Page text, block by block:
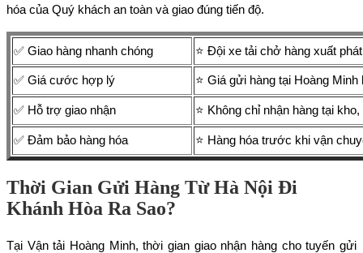
hóa của Quý khách an toàn và giao đúng tiến độ.
✅ Giao hàng nhanh chóng ⭐ Đội xe tải chở hàng xuất
✅ Giá cước hợp lý ⭐ Giá gửi hàng tại Hoàng
✅ Hỗ trợ giao nhận ⭐ Không chỉ nhận hàng tại
✅ Đảm bảo hàng hóa ⭐ Hàng hóa trước khi vận
Thời Gian Gửi Hàng Từ Hà Nội Đi
Khánh Hòa Ra Sao?
Tại Vận tải Hoàng Minh, thời gian giao nhận hàng cho tuyến gửi